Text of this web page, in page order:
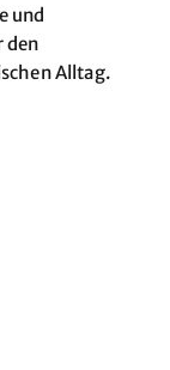
und
den
Alltag.